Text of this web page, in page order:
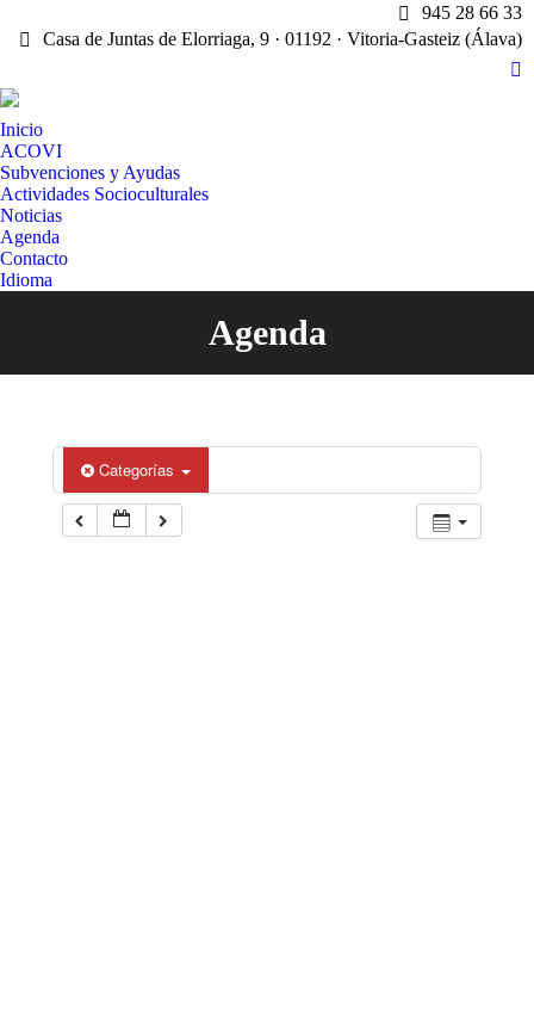
945 28 66 33
Casa de Juntas de Elorriaga, 9 · 01192 · Vitoria-Gasteiz (Álava)
X
Inicio
ACOVI
Subvenciones y Ayudas
Actividades Socioculturales
Noticias
Agenda
Contacto
Idioma
Agenda
Estás aquí:
Categorías